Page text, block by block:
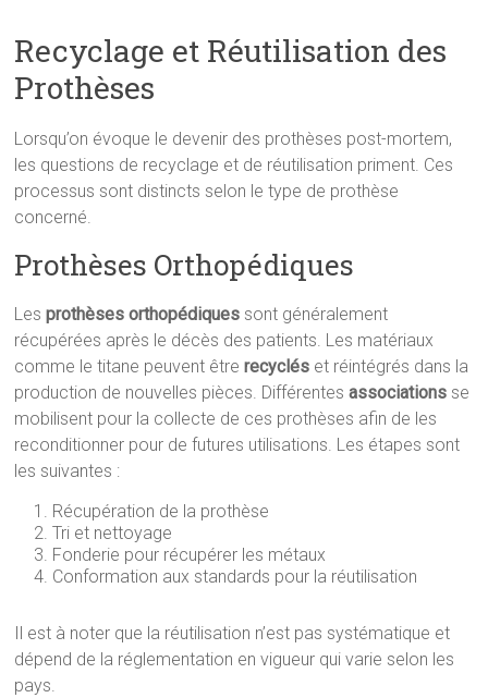
Recyclage et Réutilisation des
Prothèses
Lorsqu’on évoque le devenir des prothèses post-mortem,
les questions de recyclage et de réutilisation priment. Ces
processus sont distincts selon le type de prothèse
concerné.
Prothèses Orthopédiques
Lesprothèses orthopédiques sont généralement
récupérées après le décès des patients. Les matériaux
comme le titane peuvent êtrerecyclés et réintégrés dans la
production de nouvelles pièces. Différentesassociations se
mobilisent pour la collecte de ces prothèses afin de les
reconditionner pour de futures utilisations. Les étapes sont
les suivantes :
Récupération de la prothèse
Tri et nettoyage
Fonderie pour récupérer les métaux
Conformation aux standards pour la réutilisation
Il est à noter que la réutilisation n’est pas systématique et
dépend de la réglementation en vigueur qui varie selon les
pays.